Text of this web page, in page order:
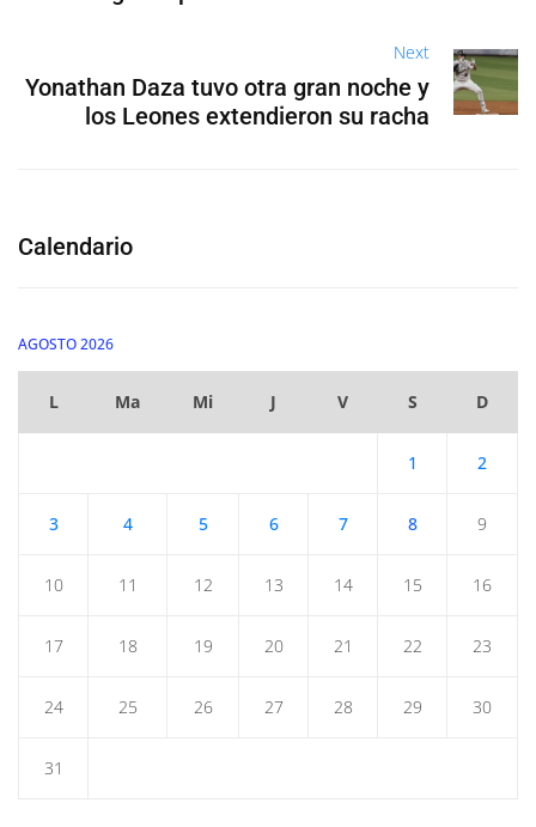
Next
Yonathan Daza tuvo otra gran noche y
los Leones extendieron su racha
Calendario
AGOSTO 2026
L Ma Mi J V S D
1 2
3 4 5 6 7 8 9
10 11 12 13 14 15 16
17 18 19 20 21 22 23
24 25 26 27 28 29 30
31